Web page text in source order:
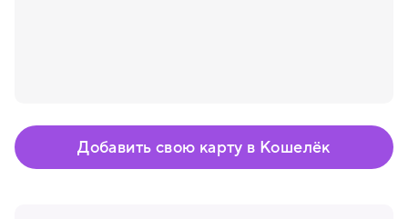
Добавить свою карту в Кошелёк